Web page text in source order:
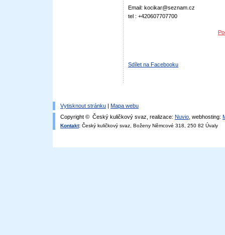
Email: kocikar@seznam.cz
tel : +420607707700
Sdílet na Facebooku
Vytisknout stránku | Mapa webu
Copyright © Český kuličkový svaz, realizace: Nuvio , webhosting:
Kontakt: Český kuličkový svaz, Boženy Němcové 318, 250 82 Úvaly